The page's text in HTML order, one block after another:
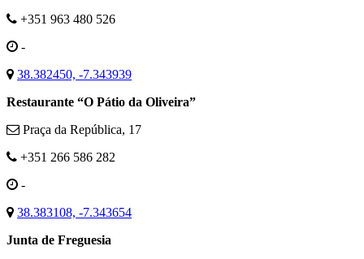
+351 963 480 526
-
38.382450, -7.343939
Restaurante “O Pátio da Oliveira”
Praça da República, 17
+351 266 586 282
-
38.383108, -7.343654
Junta de Freguesia